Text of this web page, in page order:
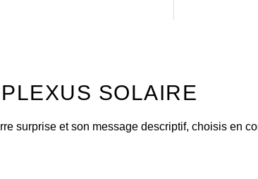
SOLAIRE
surprise et son message descriptif, choisis en